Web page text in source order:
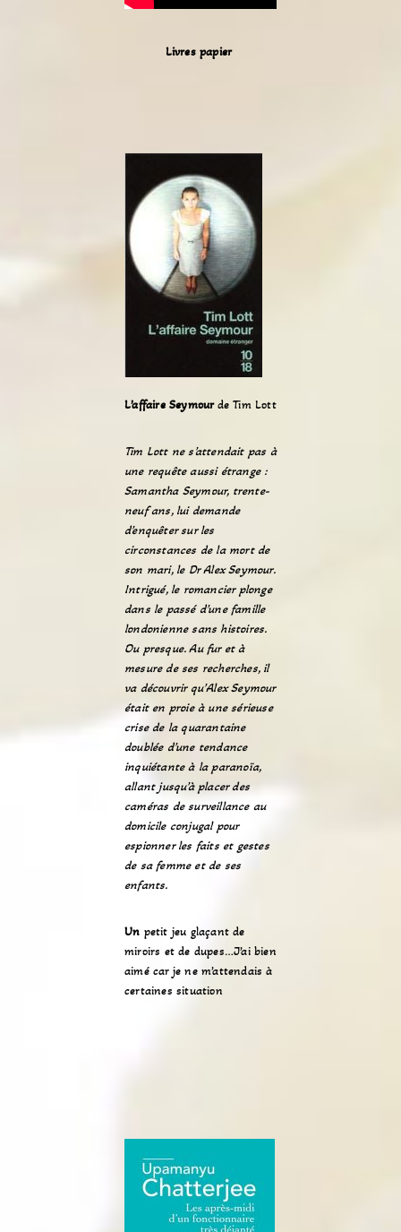
Livres papier
L’affaire Seymourde Tim Lott
Tim Lott ne s’attendait pas à
une requête aussi étrange :
Samantha Seymour, trente-
neuf ans, lui demande
d’enquêter sur les
circonstances de la mort de
son mari, le Dr Alex Seymour.
Intrigué, le romancier plonge
dans le passé d’une famille
londonienne sans histoires.
Ou presque. Au fur et à
mesure de ses recherches, il
va découvrir qu’Alex Seymour
était en proie à une sérieuse
crise de la quarantaine
doublée d’une tendance
inquiétante à la paranoïa,
allant jusqu’à placer des
caméras de surveillance au
domicile conjugal pour
espionner les faits et gestes
de sa femme et de ses
enfants.
Un petit jeu glaçant de
miroirs et de dupes…J’ai bien
aimé car je ne m’attendais à
certaines situation